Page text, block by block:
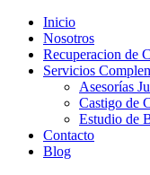
Inicio
Nosotros
Recuperacion de
Servicios
Asesorías
Castigo de
Estudio de
Contacto
Blog